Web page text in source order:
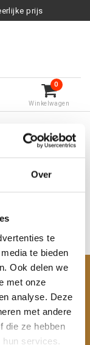
Over
te
te bieden
Ook delen we
met onze
analyse. Deze
met andere
die ze hebben
services.
prijs
0
Winkelwagen
patrol